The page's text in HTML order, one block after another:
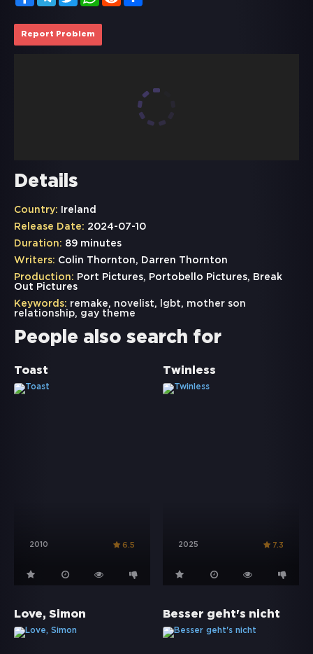
Report Problem
Details
Country: Ireland
Release Date: 2024-07-10
Duration: 89 minutes
Writers: Colin Thornton, Darren Thornton
Production: Port Pictures, Portobello Pictures, Break
Out Pictures
Keywords: remake, novelist, lgbt, mother son
relationship, gay theme
People also search for
Toast
2010 6.5
Twinless
2025 7.3
Love, Simon Besser geht's nicht